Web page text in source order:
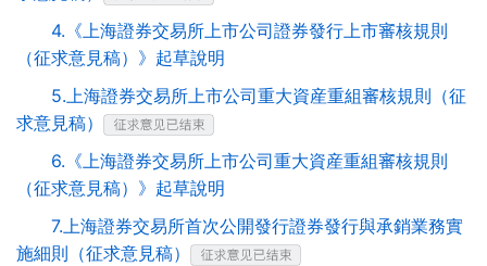
4.《上海證券交易所上市公司證券發行上市審核規則
（征求意見稿）》起草說明
5.上海證券交易所上市公司重大資産重組審核規則（征
求意見稿）
6.《上海證券交易所上市公司重大資産重組審核規則
（征求意見稿）》起草說明
7.上海證券交易所首次公開發行證券發行與承銷業務實
施細則（征求意見稿）